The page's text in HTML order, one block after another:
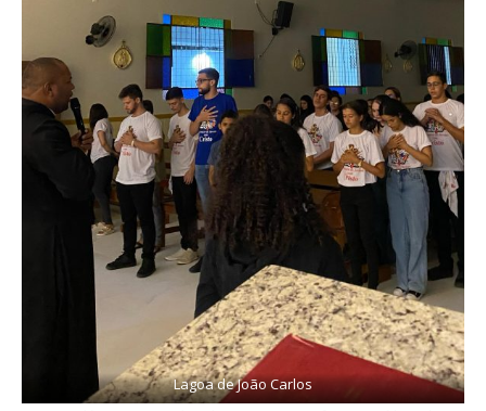
Lagoa de João Carlos